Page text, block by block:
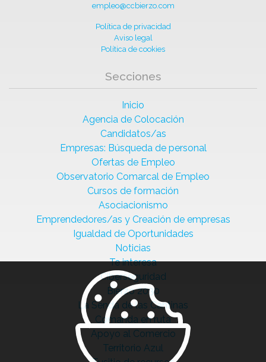
empleo@ccbierzo.com
Política de privacidad
Aviso legal
Política de cookies
Secciones
Inicio
Agencia de Colocación
Candidatos/as
Empresas: Búsqueda de personal
Ofertas de Empleo
Observatorio Comarcal de Empleo
Cursos de formación
Asociacionismo
Emprendedores/as y Creación de empresas
Igualdad de Oportunidades
Noticias
Te interesa
Ciberseguridad
Bierzo 2030
La Senda de las Cantinas
Comanda en ruta
Apoyo al Comercio
Territorio Azul